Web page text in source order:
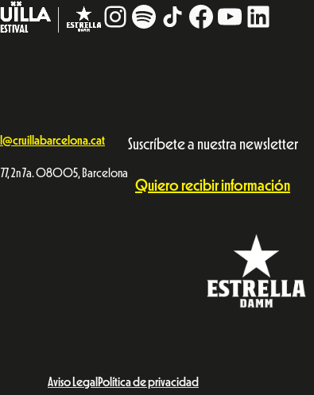
Instagram
# TikTokFacebook
YouTube
LinkedIn
2n 7a. 08005, Barcelona
Suscríbete a nuestra newsletter
Quiero recibir información
Aviso Legal Política de privacidad